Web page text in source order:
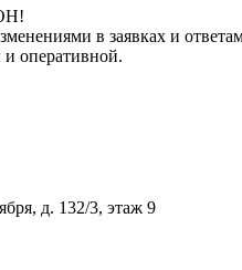
в заявках и
и оперативной.
д. 132/3, этаж 9